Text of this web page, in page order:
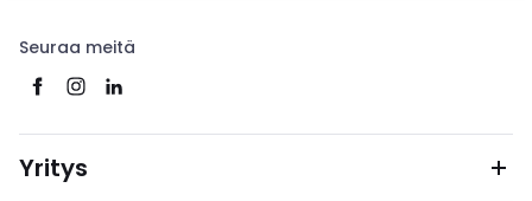
Seuraa meitä
Yritys